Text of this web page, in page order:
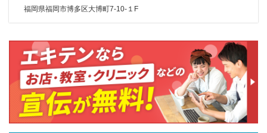
福岡県福岡市博多区大博町7-10-１F